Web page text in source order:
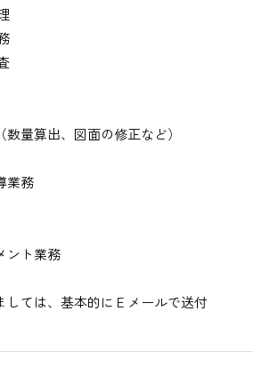
量算出、図面の修正など）
業務
ント業務
ては、基本的にＥメールで送付